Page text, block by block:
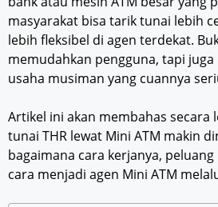
masyarakat bisa tarik tunai lebih
lebih fleksibel di agen terdekat.
memudahkan pengguna, tapi
usaha musiman yang cuannya
Artikel ini akan membahas secara
tunai THR lewat Mini ATM makin
bagaimana cara kerjanya,
cara menjadi agen Mini ATM